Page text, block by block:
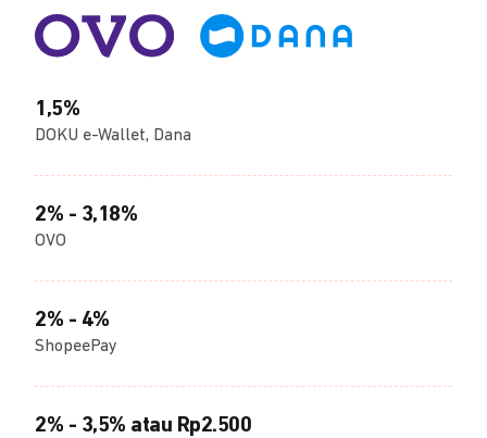
1,5%
DOKU e-Wallet, Dana
2% - 3,18%
OVO
2% - 4%
ShopeePay
2% - 3,5% atau Rp2.500